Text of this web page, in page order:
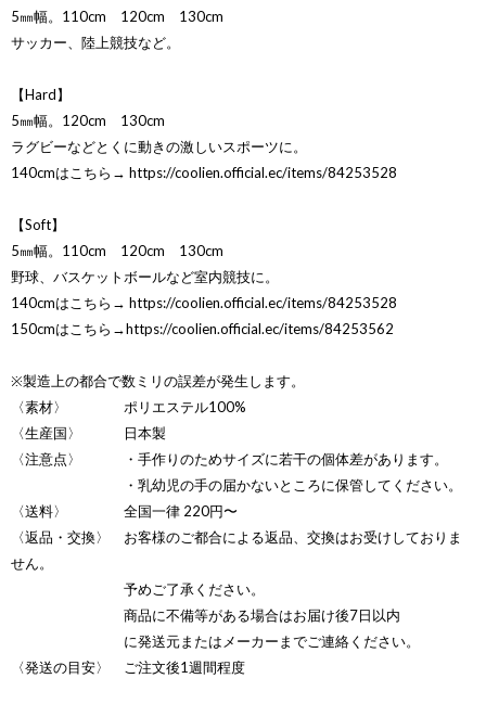
5㎜幅。110cm 120cm 130cm
サッカー、陸上競技など。
【Hard】
5㎜幅。120cm 130cm
ラグビーなどとくに動きの激しいスポーツに。
140cmはこちら→ https://coolien.official.ec/items/84253528
【Soft】
5㎜幅。110cm 120cm 130cm
野球、バスケットボールなど室内競技に。
140cmはこちら→ https://coolien.official.ec/items/84253528
150cmはこちら→https://coolien.official.ec/items/84253562
※製造上の都合で数ミリの誤差が発生します。
〈素材〉 ポリエステル100%
〈生産国〉 日本製
〈注意点〉 ・手作りのためサイズに若干の個体差があります。
・乳幼児の手の届かないところに保管してください。
〈送料〉 全国一律 220円〜
〈返品・交換〉 お客様のご都合による返品、交換はお受けしておりま
せん。
予めご了承ください。
商品に不備等がある場合はお届け後7日以内
に発送元またはメーカーまでご連絡ください。
〈発送の目安〉 ご注文後1週間程度